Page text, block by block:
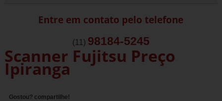
Entre em contato pelo telefone
(11) 98184-5245
Scanner Fujitsu Preço
Ipiranga
Gostou? compartilhe!